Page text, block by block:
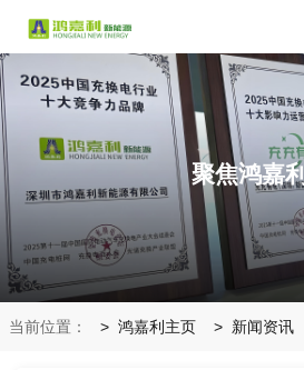
聚焦鸿嘉利
当前位置： 鸿嘉利主页 新闻资讯